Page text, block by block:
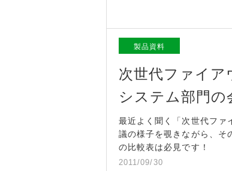
製品資料
次世代ファイア
システム部門の
最近よく聞く「次世代ファ
議の様子を覗きながら、そ
の比較表は必見です！
2011/09/30